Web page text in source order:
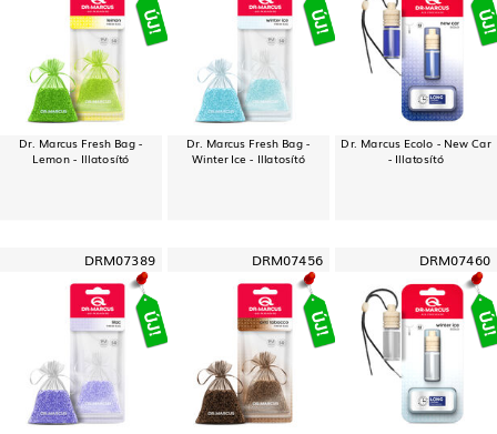
Dr. Marcus Fresh Bag -
Lemon - Illatosító
Dr. Marcus Fresh Bag -
Winter Ice - Illatosító
Dr. Marcus Ecolo - New Car
- Illatosító
DRM07389 DRM07456 DRM07460